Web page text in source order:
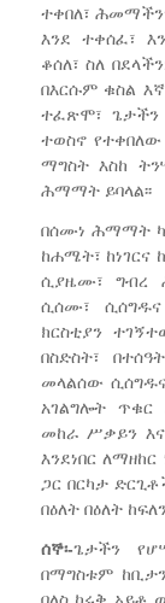
ተቀበለ፣
እንደ ተቀሰፈ፣
ቆሰለ፣ ስለ
በእርሱም ቁስል
ተፈጽሞ፣ ጌታችን
ተወስኖ
ማግስት እስከ
ሕማማት ይባላል፡፡
በሰሙነ ሕማማት
ከሐሜት፣
ሲያዜሙ፣ ግብረ
ሲሰሙ፣ ሲሰግዱና
ክርስቲያን
በስድስት፣
መላልሰው
አገልግሎት ጥቁር
መከራ ሥቃይን
እንደነበር
ጋር በርካታ
በዕለት በዕለት
ሰኞ፡-ጌታችን
በማግስቱም